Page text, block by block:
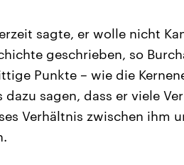
sagte, er wolle nicht
geschrieben, so
Punkte – wie die
dazu sagen, dass er viele
Verhältnis zwischen ihm